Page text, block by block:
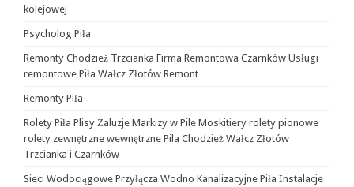
kolejowej
Psycholog Piła
Remonty Chodzież Trzcianka Firma Remontowa Czarnków Usługi
remontowe Piła Wałcz Złotów Remont
Remonty Piła
Rolety Piła Plisy Żaluzje Markizy w Pile Moskitiery rolety pionowe
rolety zewnętrzne wewnętrzne Pila Chodzież Wałcz Złotów
Trzcianka i Czarnków
Sieci Wodociągowe Przyłącza Wodno Kanalizacyjne Piła Instalacje